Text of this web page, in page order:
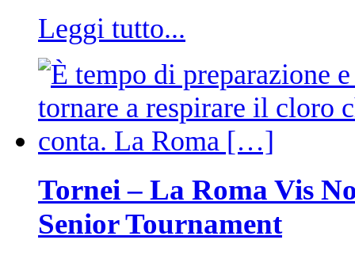
Leggi tutto...
Tornei – La Roma Vis
Senior Tournament